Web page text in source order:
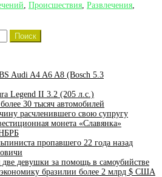
Происшествия Развлечения
Audi A4 A6 A8 (Bosch 5.3
Legend II 3.2 (205 л.с.)
30 тысяч автомобилей
расчленившего свою супругу
монета «Славянка»
НБРБ
пропавшего 22 года назад
девушки за помощь в самоубийстве
экономику бразилии более 2 млрд $ США